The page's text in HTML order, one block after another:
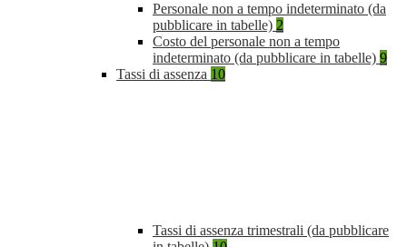
Personale non a tempo indeterminato (da
pubblicare in tabelle) 2
Costo del personale non a tempo
indeterminato (da pubblicare in tabelle) 9
Tassi di assenza 10
Tassi di assenza trimestrali (da pubblicare